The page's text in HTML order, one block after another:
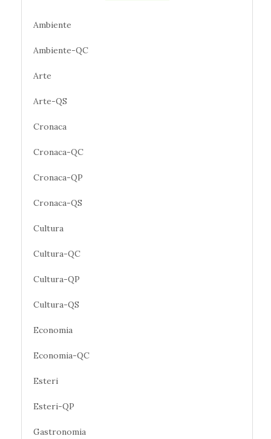
Ambiente
Ambiente-QC
Arte
Arte-QS
Cronaca
Cronaca-QC
Cronaca-QP
Cronaca-QS
Cultura
Cultura-QC
Cultura-QP
Cultura-QS
Economia
Economia-QC
Esteri
Esteri-QP
Gastronomia